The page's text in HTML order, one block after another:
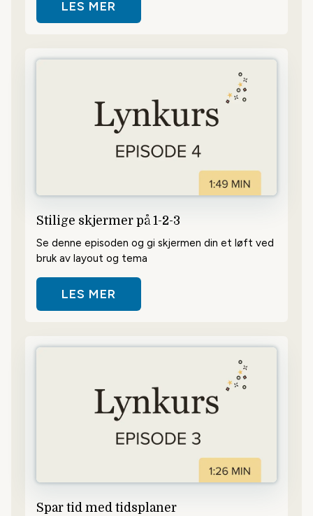
LES MER
OM LEGG TIL FLERE BRUKERE
Stilige skjermer på 1-2-3
Se denne episoden og gi skjermen din et løft ved
bruk av layout og tema
LES MER
OM STILIGE SKJERMER PÅ 1-2-3
Spar tid med tidsplaner